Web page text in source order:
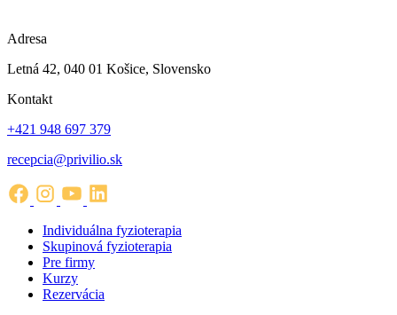
Adresa
Letná 42, 040 01 Košice, Slovensko
Kontakt
+421 948 697 379
recepcia@privilio.sk
Individuálna fyzioterapia
Skupinová fyzioterapia
Pre firmy
Kurzy
Rezervácia